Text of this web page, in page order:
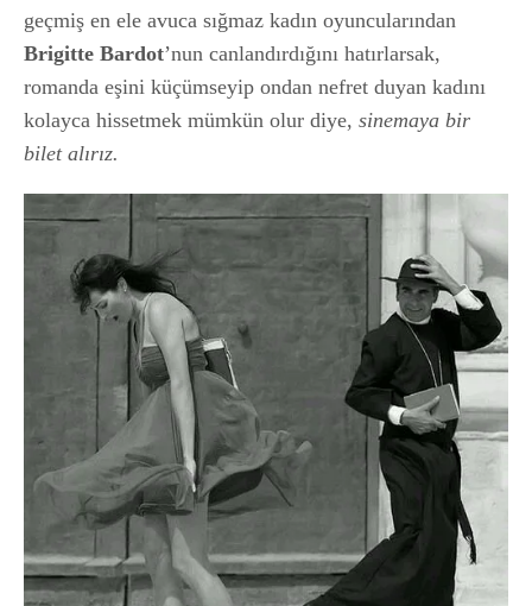
geçmiş en ele avuca sığmaz kadın oyuncularından
Brigitte Bardot’nun canlandırdığını hatırlarsak,
romanda eşini küçümseyip ondan nefret duyan kadını
kolayca hissetmek mümkün olur diye, sinemaya bir
bilet alırız.